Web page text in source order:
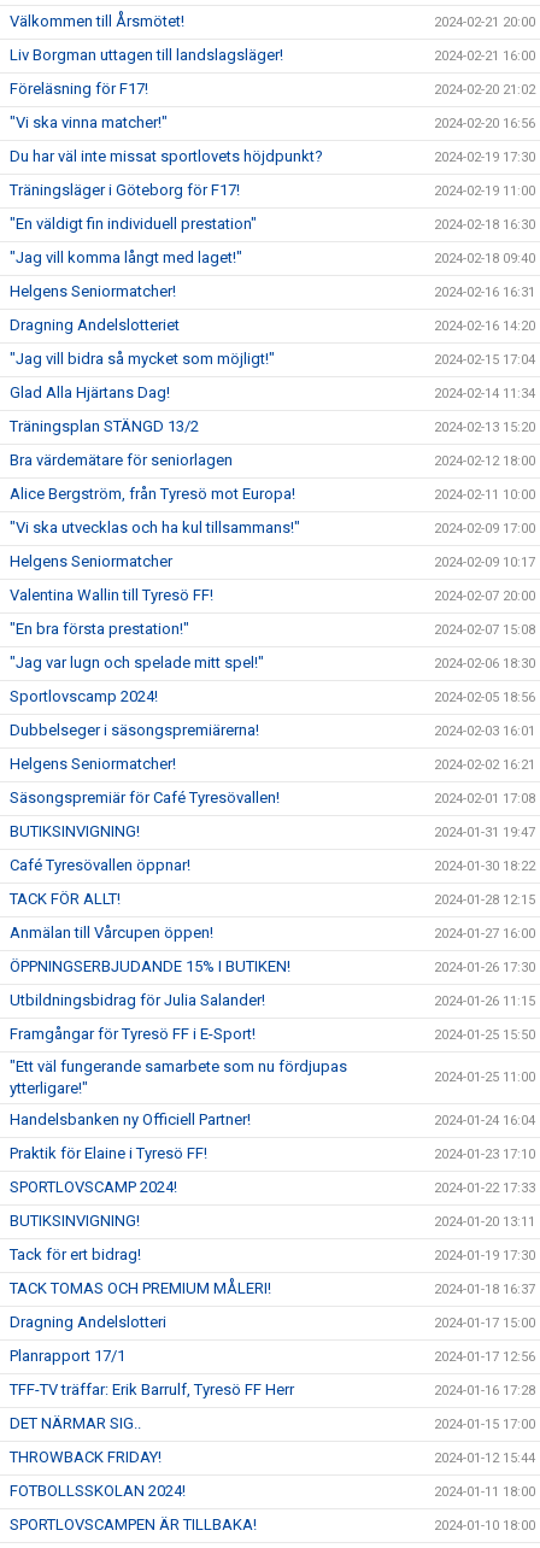
Välkommen till Årsmötet! 2024-02-21 20:00
Liv Borgman uttagen till landslagsläger! 2024-02-21 16:00
Föreläsning för F17! 2024-02-20 21:02
"Vi ska vinna matcher!" 2024-02-20 16:56
Du har väl inte missat sportlovets höjdpunkt? 2024-02-19 17:30
Träningsläger i Göteborg för F17! 2024-02-19 11:00
"En väldigt fin individuell prestation" 2024-02-18 16:30
"Jag vill komma långt med laget!" 2024-02-18 09:40
Helgens Seniormatcher! 2024-02-16 16:31
Dragning Andelslotteriet 2024-02-16 14:20
"Jag vill bidra så mycket som möjligt!" 2024-02-15 17:04
Glad Alla Hjärtans Dag! 2024-02-14 11:34
Träningsplan STÄNGD 13/2 2024-02-13 15:20
Bra värdemätare för seniorlagen 2024-02-12 18:00
Alice Bergström, från Tyresö mot Europa! 2024-02-11 10:00
"Vi ska utvecklas och ha kul tillsammans!" 2024-02-09 17:00
Helgens Seniormatcher 2024-02-09 10:17
Valentina Wallin till Tyresö FF! 2024-02-07 20:00
"En bra första prestation!" 2024-02-07 15:08
"Jag var lugn och spelade mitt spel!" 2024-02-06 18:30
Sportlovscamp 2024! 2024-02-05 18:56
Dubbelseger i säsongspremiärerna! 2024-02-03 16:01
Helgens Seniormatcher! 2024-02-02 16:21
Säsongspremiär för Café Tyresövallen! 2024-02-01 17:08
BUTIKSINVIGNING! 2024-01-31 19:47
Café Tyresövallen öppnar! 2024-01-30 18:22
TACK FÖR ALLT! 2024-01-28 12:15
Anmälan till Vårcupen öppen! 2024-01-27 16:00
ÖPPNINGSERBJUDANDE 15% I BUTIKEN! 2024-01-26 17:30
Utbildningsbidrag för Julia Salander! 2024-01-26 11:15
Framgångar för Tyresö FF i E-Sport! 2024-01-25 15:50
"Ett väl fungerande samarbete som nu fördjupas
ytterligare!"
2024-01-25 11:00
Handelsbanken ny Officiell Partner! 2024-01-24 16:04
Praktik för Elaine i Tyresö FF! 2024-01-23 17:10
SPORTLOVSCAMP 2024! 2024-01-22 17:33
BUTIKSINVIGNING! 2024-01-20 13:11
Tack för ert bidrag! 2024-01-19 17:30
TACK TOMAS OCH PREMIUM MÅLERI! 2024-01-18 16:37
Dragning Andelslotteri 2024-01-17 15:00
Planrapport 17/1 2024-01-17 12:56
TFF-TV träffar: Erik Barrulf, Tyresö FF Herr 2024-01-16 17:28
DET NÄRMAR SIG.. 2024-01-15 17:00
THROWBACK FRIDAY! 2024-01-12 15:44
FOTBOLLSSKOLAN 2024! 2024-01-11 18:00
SPORTLOVSCAMPEN ÄR TILLBAKA! 2024-01-10 18:00